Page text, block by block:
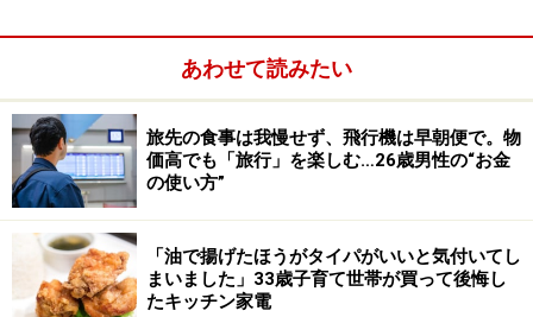
あわせて読みたい
旅先の食事は我慢せず、飛行機は早朝便で。物
価高でも「旅行」を楽しむ…26歳男性の“お金
の使い方”
「油で揚げたほうがタイパがいいと気付いてし
まいました」33歳子育て世帯が買って後悔し
たキッチン家電